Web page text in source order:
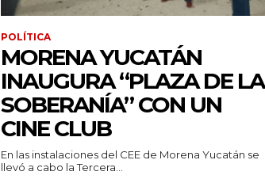
POLÍTICA
MORENA YUCATÁN
INAUGURA “PLAZA DE LA
SOBERANÍA” CON UN
CINE CLUB
En las instalaciones del CEE de Morena Yucatán se
llevó a cabo la Tercera...